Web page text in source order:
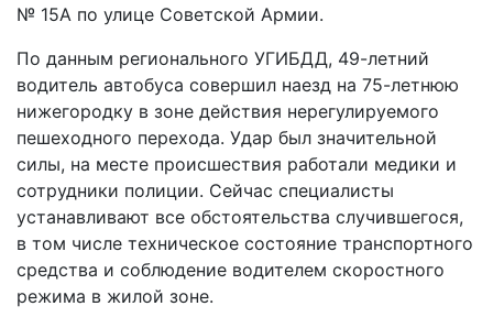
№ 15А по улице Советской Армии.
По данным регионального УГИБДД, 49-летний
водитель автобуса совершил наезд на 75-летнюю
нижегородку в зоне действия нерегулируемого
пешеходного перехода. Удар был значительной
силы, на месте происшествия работали медики и
сотрудники полиции. Сейчас специалисты
устанавливают все обстоятельства случившегося,
в том числе техническое состояние транспортного
средства и соблюдение водителем скоростного
режима в жилой зоне.